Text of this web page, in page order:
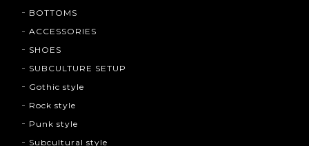
BOTTOMS
ACCESSORIES
SHOES
SUBCULTURE SETUP
Gothic style
Rock style
Punk style
Subcultural style